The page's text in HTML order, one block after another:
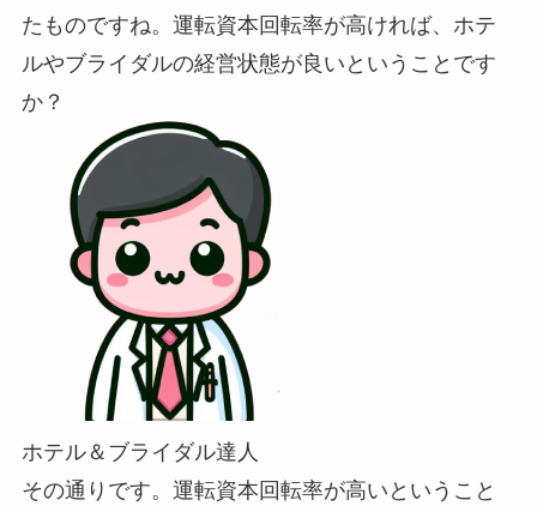
たものですね。運転資本回転率が高ければ、ホテ
ルやブライダルの経営状態が良いということです
か？
ホテル＆ブライダル達人
その通りです。運転資本回転率が高いということ